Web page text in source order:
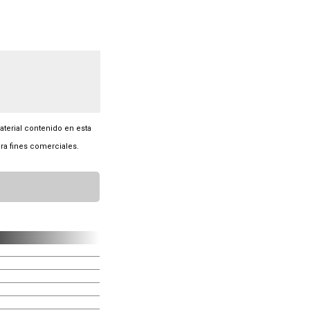
contenido en esta
fines comerciales.